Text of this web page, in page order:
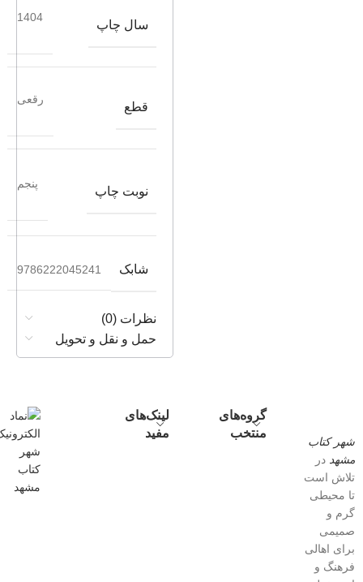
سال چاپ
1404
قطع
رقعی
نوبت چاپ
پنجم
شابک 9786222045241
نظرات (0)
حمل و نقل و تحویل
شهر کتاب
مشهد در
تلاش است
تا محیطی
گرم و
صمیمی
برای اهالی
فرهنگ و
گروه‌های
منتخب
لینک‌های
مفید